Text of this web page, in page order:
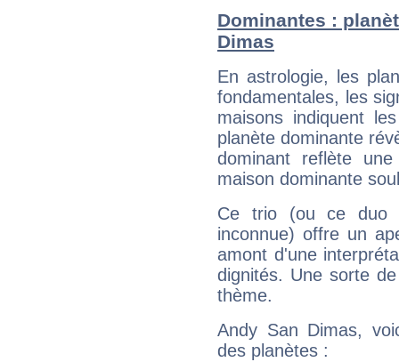
Dominantes :
Dimas
En astrologie, les
fondamentales, les
maisons indiquent
planète dominante
dominant reflète
maison dominante
Ce trio (ou ce duo
inconnue) offre un
amont d'une
dignités. Une sorte
thème.
Andy San Dimas,
des planètes :